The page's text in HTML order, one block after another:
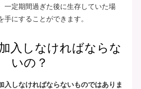
一定期間過ぎた後に生存していた場
にすることができます。
入しなければならな
いの？
入しなければならないものではありま